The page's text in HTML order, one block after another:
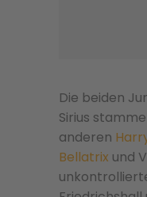
Die beiden
Sirius
anderen
Bellatrix und